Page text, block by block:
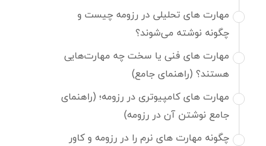
مهارت های تحلیلی در رزومه چیست و
چگونه نوشته می‌شوند؟
مهارت های فنی یا سخت چه مهارت‌هایی
هستند؟ (راهنمای جامع)
مهارت های کامپیوتری در رزومه؛ (راهنمای
جامع نوشتن آن در رزومه)
چگونه مهارت های نرم را در رزومه و کاور